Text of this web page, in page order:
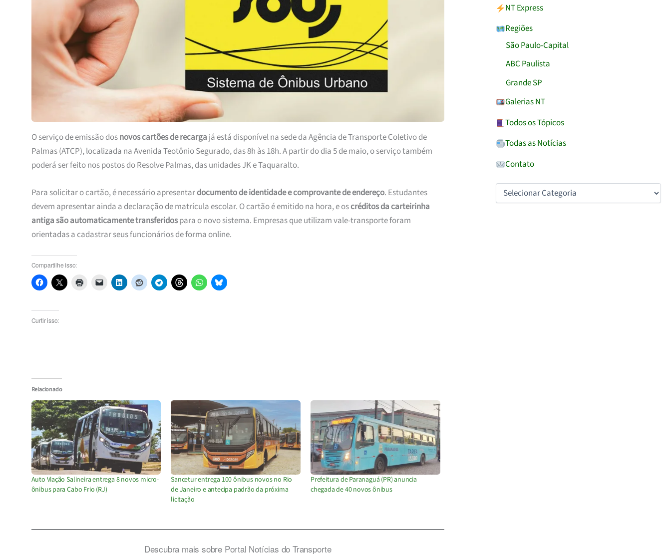
O serviço de emissão dosnovos cartões de recarga já está disponível na sede da Agência de Transporte Coletivo de
Palmas (ATCP), localizada na Avenida Teotônio Segurado, das 8h às 18h. A partir do dia 5 de maio, o serviço também
poderá ser feito nos postos do Resolve Palmas, das unidades JK e Taquaralto.
Para solicitar o cartão, é necessário apresentardocumento de identidade e comprovante de endereço. Estudantes
devem apresentar ainda a declaração de matrícula escolar. O cartão é emitido na hora, e oscréditos da carteirinha
antiga são automaticamente transferidospara o novo sistema. Empresas que utilizam vale-transporte foram
orientadas a cadastrar seus funcionários de forma online.
Compartilhe isso:
Curtir isso:
Relacionado
Auto Viação Salineira entrega 8 novos micro-
ônibus para Cabo Frio (RJ)
Sancetur entrega 100 ônibus novos no Rio
de Janeiro e antecipa padrão da próxima
licitação
Prefeitura de Paranaguá (PR) anuncia
chegada de 40 novos ônibus
Descubra mais sobre Portal Notícias do Transporte
NT Express
Regiões
São Paulo-Capital
ABC Paulista
Grande SP
Galerias NT
Todos os Tópicos
Todas as Notícias
Contato